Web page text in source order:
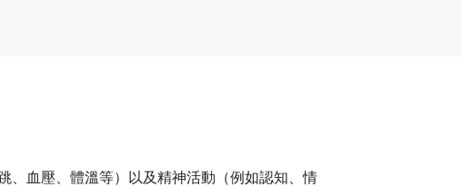
、血壓、體溫等）以及精神活動（例如認知、情